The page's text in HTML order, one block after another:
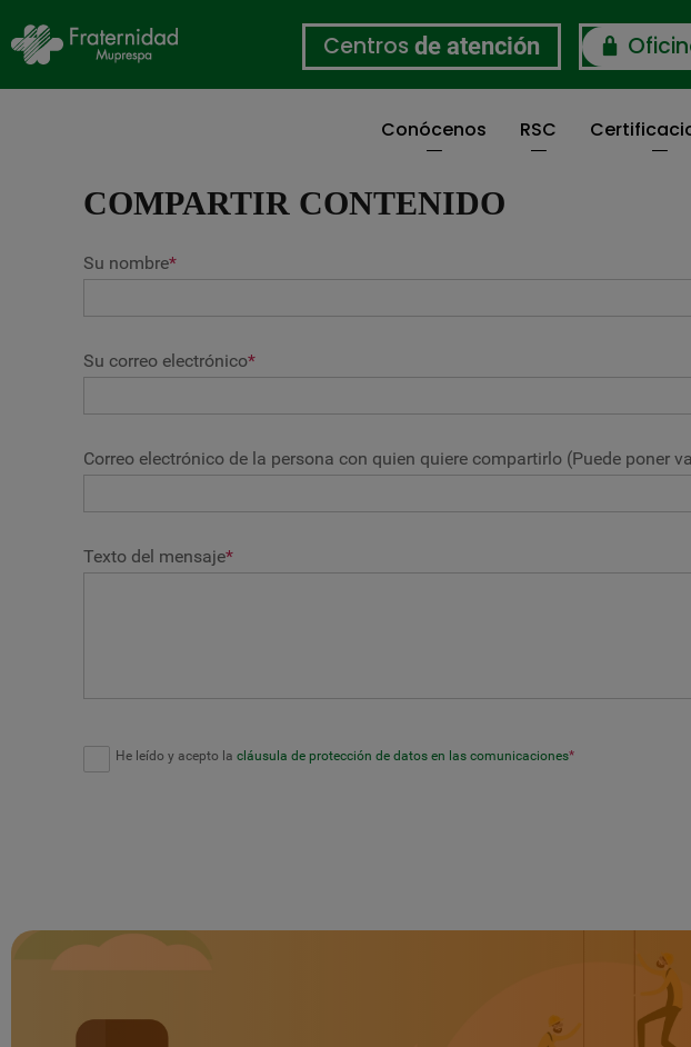
Centros de atención
Conócenos RSC
COMPARTIR CONTENIDO
Su nombre*
Su correo electrónico*
Correo electrónico de la persona con quien quiere compartirlo (Puede poner
Texto del mensaje*
He leído y acepto la cláusula de protección de datos en las comunicaciones*